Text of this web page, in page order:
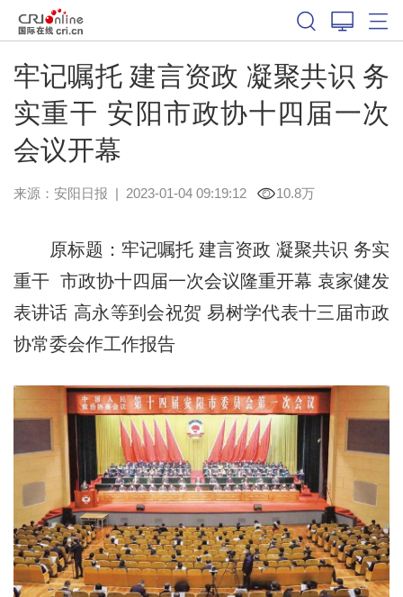
牢记嘱托 建言资政 凝聚共识 务
实重干 安阳市政协十四届一次
会议开幕
来源： 安阳日报 | 2023-01-04 09:19:12 10.8万
原标题：牢记嘱托 建言资政 凝聚共识 务实
重干 市政协十四届一次会议隆重开幕 袁家健发
表讲话 高永等到会祝贺 易树学代表十三届市政
协常委会作工作报告